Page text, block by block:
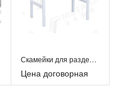
Скамейки для раздевалок
Цена договорная